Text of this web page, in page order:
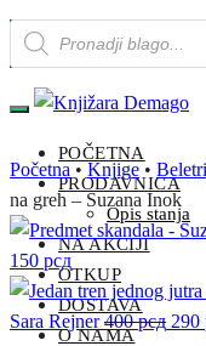
Skip
to
navigation
Skip
to
content
Products
search
POČETNA
PRODAVNICA
Opis stanja
NA AKCIJI
OTKUP
DOSTAVA
O NAMA
Početna • Knjige •
na greh – Suzana Inok
150 рсд
Sara Rejner 400рсд 290